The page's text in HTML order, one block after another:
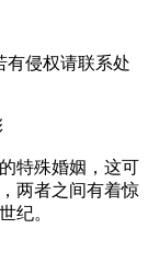
有侵权请联系处
特殊婚姻，这可
两者之间有着惊
纪。